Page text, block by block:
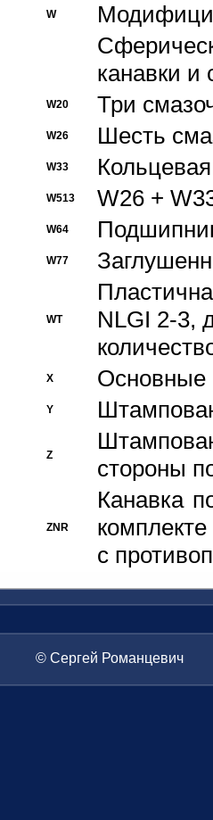
W
канавки и
W20 Три
W26 Шесть
W33
W513 W26 +
W64
W77
WT
NLGI 2-3,
X Основные
Y
Z
стороны
ZNR
Канавка
с
© Сергей Романцевич